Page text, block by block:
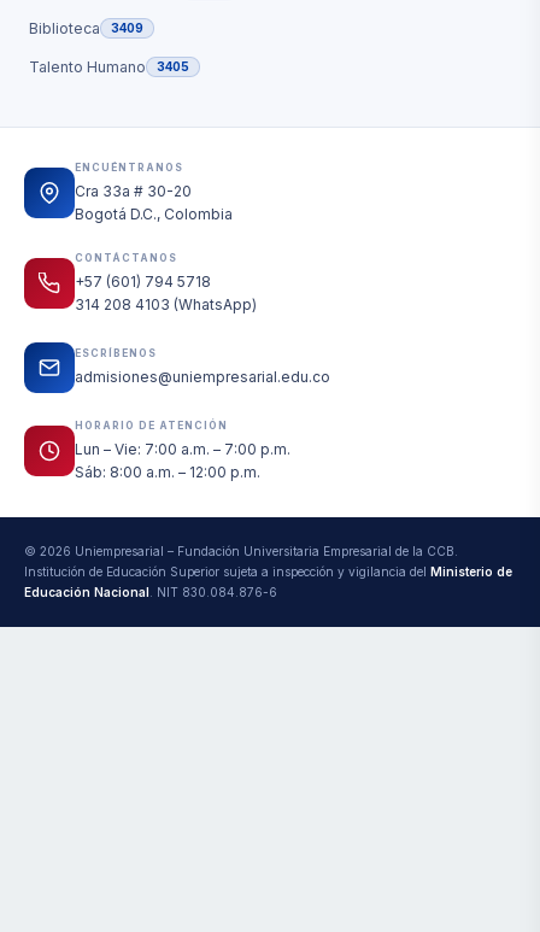
Biblioteca 3409
Talento Humano 3405
ENCUÉNTRANOS
Cra 33a # 30-20
Bogotá D.C., Colombia
CONTÁCTANOS
+57 (601) 794 5718
314 208 4103 (WhatsApp)
ESCRÍBENOS
admisiones@uniempresarial.edu.co
HORARIO DE ATENCIÓN
Lun – Vie: 7:00 a.m. – 7:00 p.m.
Sáb: 8:00 a.m. – 12:00 p.m.
© 2026 Uniempresarial – Fundación Universitaria Empresarial de la CCB.
Institución de Educación Superior sujeta a inspección y vigilancia del Ministerio de
Educación Nacional . NIT 830.084.876-6